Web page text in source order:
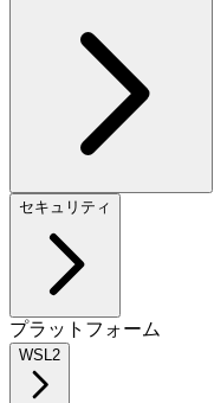
セキュリティ
プラットフォーム
WSL2